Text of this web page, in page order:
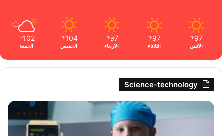
97
℉
الأثنين
97
℉
الثلاثاء
97
℉
الأربعاء
104
℉
الخميس
102
℉
الجمعة
Science-technology